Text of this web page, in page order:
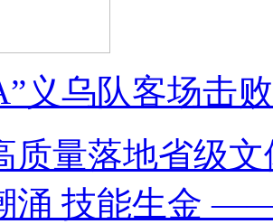
义乌队客场击
质量落地省级
涌 技能生金